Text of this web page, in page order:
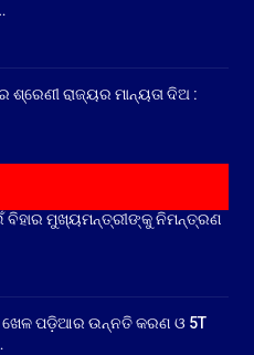
ଶ୍ରେଣୀ ରାଜ୍ୟର ମାନ୍ୟତା ଦିଅ :
ବିହାର ମୁଖ୍ୟମନ୍ତ୍ରୀଙ୍କୁ ନିମନ୍ତ୍ରଣ
ଖେଳ ପଡ଼ିଆର ଉନ୍ନତି କରଣ ଓ 5T